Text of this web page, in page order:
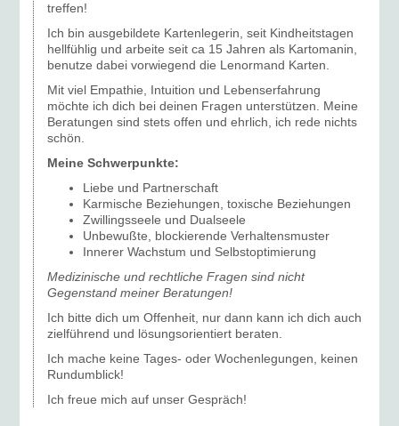
treffen!
Ich bin ausgebildete Kartenlegerin, seit Kindheitstagen
hellfühlig und arbeite seit ca 15 Jahren als Kartomanin,
benutze dabei vorwiegend die Lenormand Karten.
Mit viel Empathie, Intuition und Lebenserfahrung
möchte ich dich bei deinen Fragen unterstützen. Meine
Beratungen sind stets offen und ehrlich, ich rede nichts
schön.
Meine Schwerpunkte:
Liebe und Partnerschaft
Karmische Beziehungen, toxische Beziehungen
Zwillingsseele und Dualseele
Unbewußte, blockierende Verhaltensmuster
Innerer Wachstum und Selbstoptimierung
Medizinische und rechtliche Fragen sind nicht
Gegenstand meiner Beratungen!
Ich bitte dich um Offenheit, nur dann kann ich dich auch
zielführend und lösungsorientiert beraten.
Ich mache keine Tages- oder Wochenlegungen, keinen
Rundumblick!
Ich freue mich auf unser Gespräch!